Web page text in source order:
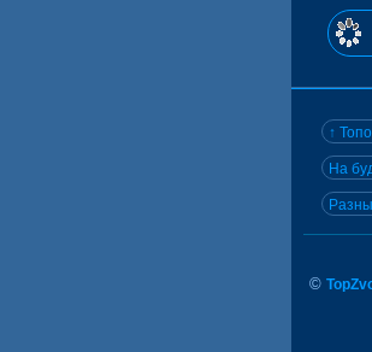
↑
На
©